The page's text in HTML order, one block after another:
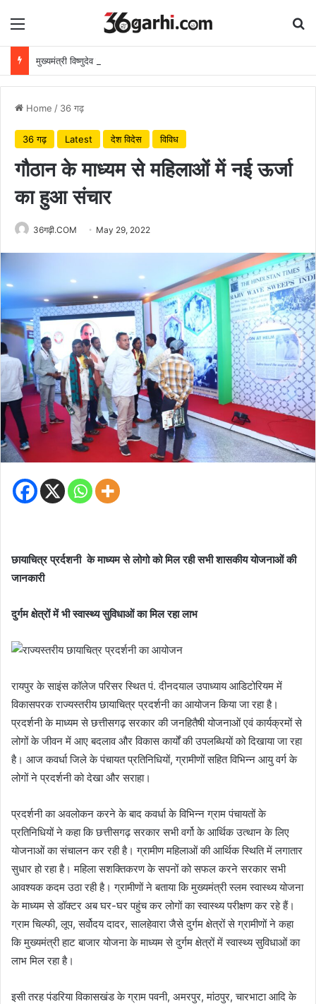
Menu
Home / 36 गढ़
36 गढ़ Latest देश विदेस विविध
गौठान के माध्यम से महिलाओं में नई ऊर्जा
का हुआ संचार
36गढ़ी.COM May 29, 2022
छायाचित्र प्रर्दशनी के माध्यम से लोगो को मिल रही सभी शासकीय योजनाओं की
जानकारी
दुर्गम क्षेत्रों में भी स्वास्थ्य सुविधाओं का मिल रहा लाभ
रायपुर के साइंस कॉलेज परिसर स्थित पं. दीनदयाल उपाध्याय आडिटोरियम में
विकासपरक राज्यस्तरीय छायाचित्र प्रदर्शनी का आयोजन किया जा रहा है।
प्रदर्शनी के माध्यम से छत्तीसगढ़ सरकार की जनहितैषी योजनाओं एवं कार्यक्रमों से
लोगों के जीवन में आए बदलाव और विकास कार्यों की उपलब्धियों को दिखाया जा रहा
है। आज कवर्धा जिले के पंचायत प्रतिनिधियों, ग्रामीणों सहित विभिन्न आयु वर्ग के
लोगों ने प्रदर्शनी को देखा और सराहा।
प्रदर्शनी का अवलोकन करने के बाद कवर्धा के विभिन्न ग्राम पंचायतों के
प्रतिनिधियों ने कहा कि छत्तीसगढ़ सरकार सभी वर्गो के आर्थिक उत्थान के लिए
योजनाओं का संचालन कर रही है। ग्रामीण महिलाओं की आर्थिक स्थिति में लगातार
सुधार हो रहा है। महिला सशक्तिकरण के सपनों को सफल करने सरकार सभी
आवश्यक कदम उठा रही है। ग्रामीणों ने बताया कि मुख्यमंत्री स्लम स्वास्थ्य योजना
के माध्यम से डॉक्टर अब घर-घर पहुंच कर लोगों का स्वास्थ्य परीक्षण कर रहे हैं।
ग्राम चिल्फी, लूप, सर्वोदय दादर, सालहेवारा जैसे दुर्गम क्षेत्रों से ग्रामीणों ने कहा
कि मुख्यमंत्री हाट बाजार योजना के माध्यम से दुर्गम क्षेत्रों में स्वास्थ्य सुविधाओं का
लाभ मिल रहा है।
इसी तरह पंडरिया विकासखंड के ग्राम पवनी, अमरपुर, मांठपुर, चारभाटा आदि के